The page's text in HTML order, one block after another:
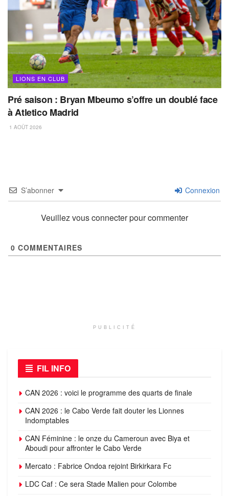
LIONS EN CLUB
Pré saison : Bryan Mbeumo s’offre un doublé face
à Atletico Madrid
1 AOÛT 2026
S’abonner Connexion
Veuillez vous connecter pour commenter
0 COMMENTAIRES
PUBLICITÉ
FIL INFO
CAN 2026 : voici le programme des quarts de finale
CAN 2026 : le Cabo Verde fait douter les Lionnes
Indomptables
CAN Féminine : le onze du Cameroun avec Biya et
Aboudi pour affronter le Cabo Verde
Mercato : Fabrice Ondoa rejoint Birkirkara Fc
LDC Caf : Ce sera Stade Malien pour Colombe